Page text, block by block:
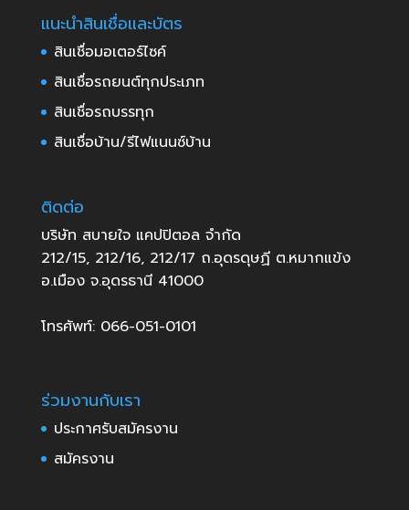
แนะนำสินเชื่อและบัตร
สินเชื่อมอเตอร์ไซค์
สินเชื่อรถยนต์ทุกประเภท
สินเชื่อรถบรรทุก
สินเชื่อบ้าน/รีไฟแนนซ์บ้าน
ติดต่อ
บริษัท สบายใจ แคปปิตอล จำกัด
212/15, 212/16, 212/17 ถ.อุดรดุษฏี ต.หมากแข้ง
อ.เมือง จ.อุดรธานี 41000
โทรศัพท์: 066-051-0101
ร่วมงานกับเรา
ประกาศรับสมัครงาน
สมัครงาน